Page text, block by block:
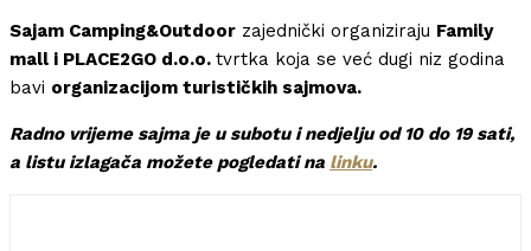
Sajam Camping&Outdoor zajednički organiziraju Family
mall i PLACE2GO d.o.o. tvrtka koja se već dugi niz godina
bavi organizacijom turističkih sajmova.
Radno vrijeme sajma je u subotu i nedjelju od 10 do 19 sati,
a listu izlagača možete pogledati na linku.